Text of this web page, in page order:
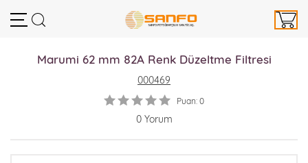
Marumi 62 mm 82A Renk Düzeltme Filtresi
000469
Puan: 0
0 Yorum